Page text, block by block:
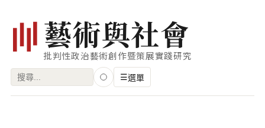
藝術與社會
批判性政治藝術創作暨策展實踐研究
搜
☰選單